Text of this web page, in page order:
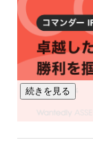
🌱 エリアカル
ロく
自治体や住民
す。拠点の運営
はなく、地域
んでいきます。
続きを見る